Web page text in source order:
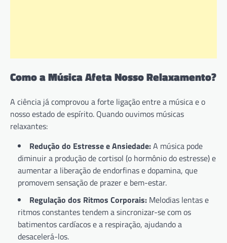
Como a Música Afeta Nosso Relaxamento?
A ciência já comprovou a forte ligação entre a música e o
nosso estado de espírito. Quando ouvimos músicas
relaxantes:
Redução do Estresse e Ansiedade:A música pode
diminuir a produção de cortisol (o hormônio do estresse) e
aumentar a liberação de endorfinas e dopamina, que
promovem sensação de prazer e bem-estar.
Regulação dos Ritmos Corporais: Melodias lentas e
ritmos constantes tendem a sincronizar-se com os
batimentos cardíacos e a respiração, ajudando a
desacelerá-los.